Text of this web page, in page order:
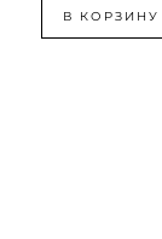
В КОРЗИНУ